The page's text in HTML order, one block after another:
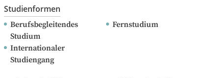
Studienformen
Berufsbegleitendes
Studium
Fernstudium
Internationaler
Studiengang